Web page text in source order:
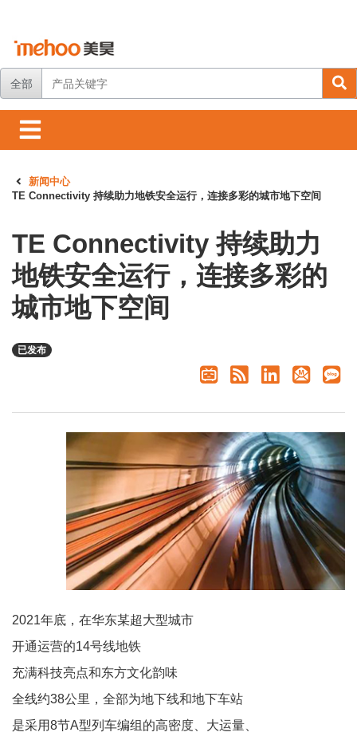
全部
新闻中心
TE Connectivity 持续助力地铁安全运行，连接多彩的城市地下空间
TE Connectivity 持续助力
地铁安全运行，连接多彩的
城市地下空间
已发布
2021年底，在华东某超大型城市
开通运营的14号线地铁
充满科技亮点和东方文化韵味
全线约38公里，全部为地下线和地下车站
是采用8节A型列车编组的高密度、大运量、